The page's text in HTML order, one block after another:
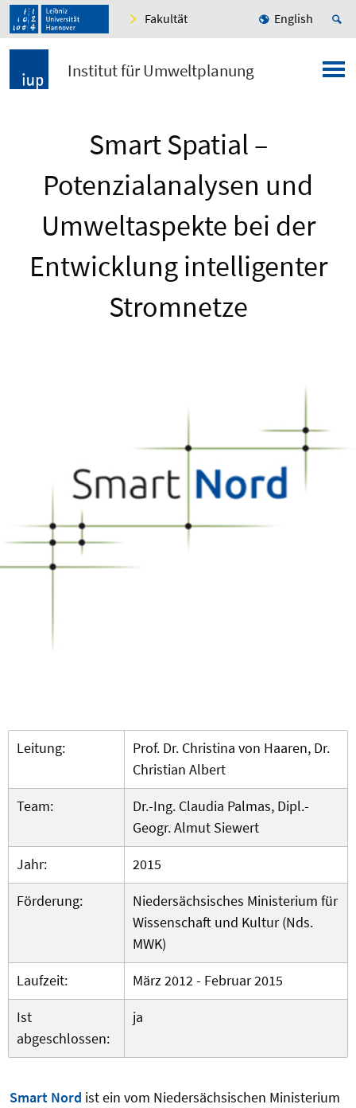
Fakultät English
Institut für Umweltplanung
Smart Spatial –
Potenzialanalysen und
Umweltaspekte bei der
Entwicklung intelligenter
Stromnetze
Leitung:
Prof. Dr. Christina von Haaren, Dr.
Christian Albert
Team:
Dr.-Ing. Claudia Palmas, Dipl.-
Geogr. Almut Siewert
Jahr:
2015
Förderung:
Niedersächsisches Ministerium für
Wissenschaft und Kultur (Nds.
MWK)
Laufzeit:
März 2012 - Februar 2015
Ist
abgeschlossen:
ja
Smart Nord ist ein vom Niedersächsischen Ministerium